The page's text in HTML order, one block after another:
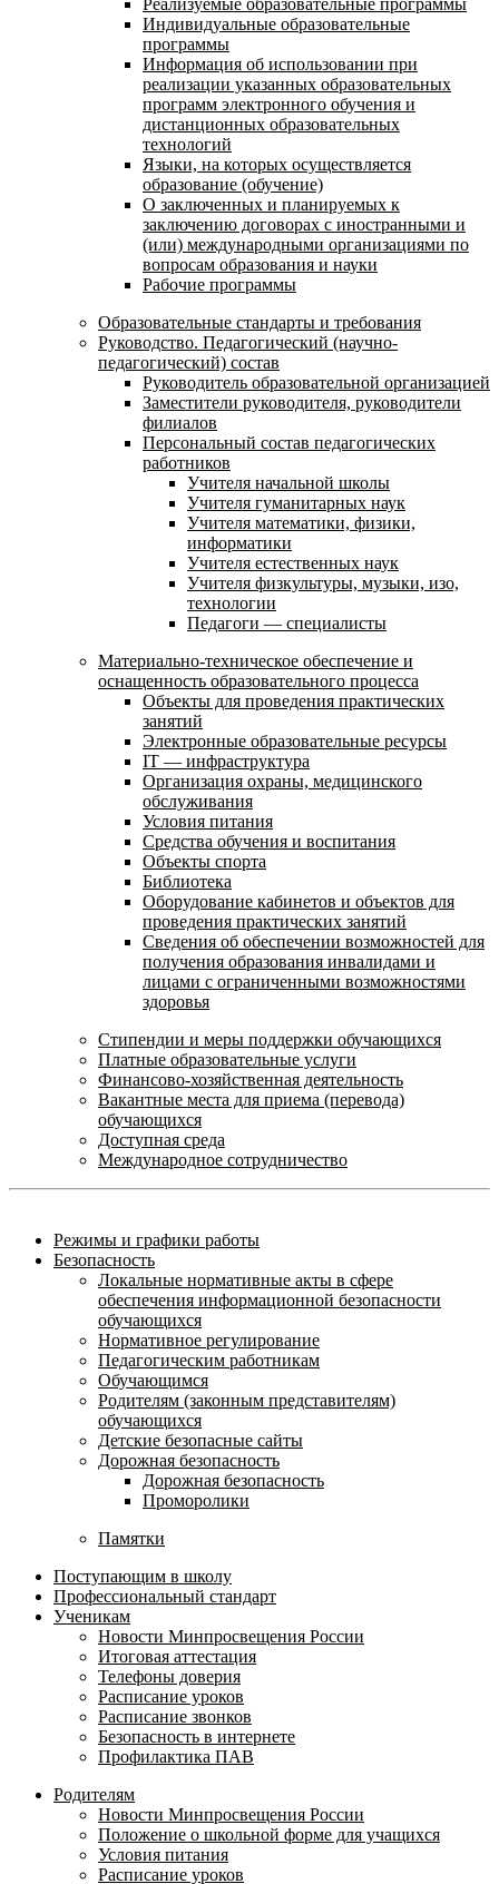
Реализуемые образовательные программы
Индивидуальные образовательные
программы
Информация об использовании при
реализации указанных образовательных
программ электронного обучения и
дистанционных образовательных
технологий
Языки, на которых осуществляется
образование (обучение)
О заключенных и планируемых к
заключению договорах с иностранными и
(или) международными организациями по
вопросам образования и науки
Рабочие программы
Образовательные стандарты и требования
Руководство. Педагогический (научно-
педагогический) состав
Руководитель образовательной организацией
Заместители руководителя, руководители
филиалов
Персональный состав педагогических
работников
Учителя начальной школы
Учителя гуманитарных наук
Учителя математики, физики,
информатики
Учителя естественных наук
Учителя физкультуры, музыки, изо,
технологии
Педагоги — специалисты
Материально-техническое обеспечение и
оснащенность образовательного процесса
Объекты для проведения практических
занятий
Электронные образовательные ресурсы
IT — инфраструктура
Организация охраны, медицинского
обслуживания
Условия питания
Средства обучения и воспитания
Объекты спорта
Библиотека
Оборудование кабинетов и объектов для
проведения практических занятий
Сведения об обеспечении возможностей для
получения образования инвалидами и
лицами с ограниченными возможностями
здоровья
Стипендии и меры поддержки обучающихся
Платные образовательные услуги
Финансово-хозяйственная деятельность
Вакантные места для приема (перевода)
обучающихся
Доступная среда
Международное сотрудничество
Режимы и графики работы
Безопасность
Локальные нормативные акты в сфере
обеспечения информационной безопасности
обучающихся
Нормативное регулирование
Педагогическим работникам
Обучающимся
Родителям (законным представителям)
обучающихся
Детские безопасные сайты
Дорожная безопасность
Дорожная безопасность
Проморолики
Памятки
Поступающим в школу
Профессиональный стандарт
Ученикам
Новости Минпросвещения России
Итоговая аттестация
Телефоны доверия
Расписание уроков
Расписание звонков
Безопасность в интернете
Профилактика ПАВ
Родителям
Новости Минпросвещения России
Положение о школьной форме для учащихся
Условия питания
Расписание уроков